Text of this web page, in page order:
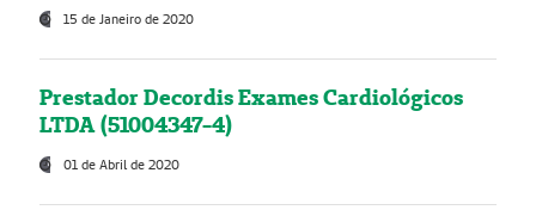
15 de Janeiro de 2020
Prestador Decordis Exames Cardiológicos
LTDA (51004347-4)
01 de Abril de 2020